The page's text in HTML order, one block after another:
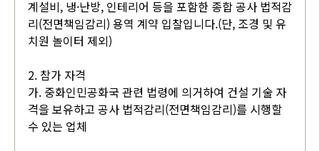
계설비, 냉·난방, 인테리어 등을 포함한 종합 공사 법적감
리(전면책임감리) 용역 계약 입찰입니다.(단, 조경 및 유
치원 놀이터 제외)
2. 참가 자격
가. 중화인민공화국 관련 법령에 의거하여 건설 기술 자
격을 보유하고 공사 법적감리(전면책임감리)를 시행할
수 있는 업체